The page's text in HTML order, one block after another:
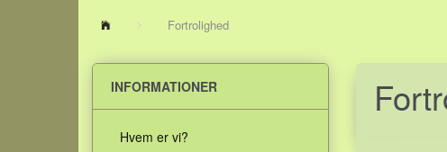
Fortrolighed
INFORMATIONER
Hvem er vi?